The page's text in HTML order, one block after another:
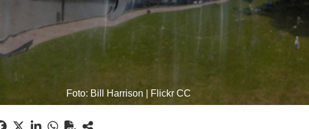
Foto: Bill Harrison | Flickr CC